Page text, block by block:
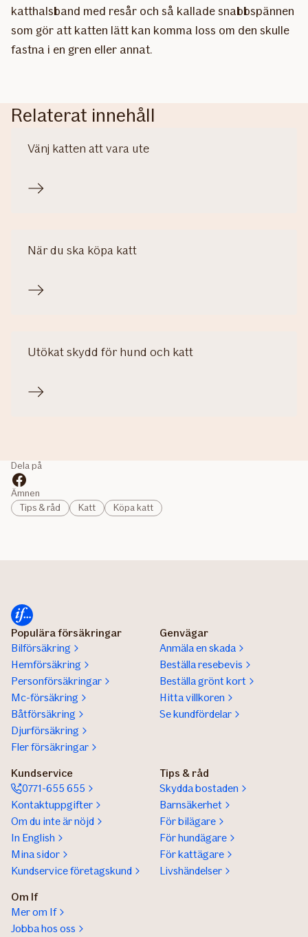
katthalsband med resår och så kallade snabbspännen
som gör att katten lätt kan komma loss om den skulle
fastna i en gren eller annat.
Relaterat innehåll
Vänj katten att vara ute
När du ska köpa katt
Utökat skydd för hund och katt
Dela på
Ämnen
Tips & råd
Katt Köpa katt
Populära försäkringar
Bilförsäkring
Hemförsäkring
Personförsäkringar
Mc-försäkring
Båtförsäkring
Djurförsäkring
Fler försäkringar
Genvägar
Anmäla en skada
Beställa resebevis
Beställa grönt kort
Hitta villkoren
Se kundfördelar
Kundservice
0771-655 655
Kontaktuppgifter
Om du inte är nöjd
In English
Mina sidor
Kundservice företagskund
Tips & råd
Skydda bostaden
Barnsäkerhet
För bilägare
För hundägare
För kattägare
Livshändelser
Om If
Mer om If
Jobba hos oss